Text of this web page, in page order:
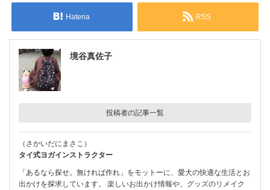
Hatena RSS
境谷真佐子
投稿者の記事一覧
（さかいだにまさこ）
タイ式ヨガインストラクター
「あるなら探せ。無ければ作れ」をモットーに、愛犬の快適な生活とお
出かけを探求しています。 楽しいお出かけ情報や、グッズのリメイク